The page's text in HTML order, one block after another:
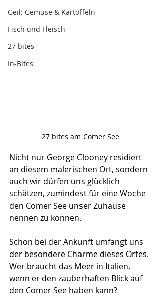
Geil: Gemüse & Kartoffeln
Fisch und Fleisch
27 bites
In-Bites
27 bites am Comer See
Nicht nur George Clooney residiert
an diesem malerischen Ort, sondern
auch wir dürfen uns glücklich
schätzen, zumindest für eine Woche
den Comer See unser Zuhause
nennen zu können.
Schon bei der Ankunft umfängt uns
der besondere Charme dieses Ortes.
Wer braucht das Meer in Italien,
wenn er den zauberhaften Blick auf
den Comer See haben kann?